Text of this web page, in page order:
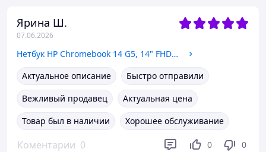
Ярина Ш.
07.06.2026
Нетбук HP Chromebook 14 G5, 14" FHD IPS, Intel Celeron N3450 2.2 GHz, LPDDR4 8ГБ, eMMC Flash 64ГБ, без АКБ ( работа от ЗУ)
Актуальное описание
Быстро отправили
Вежливый продавец
Актуальная цена
Товар был в наличии
Хорошее обслуживание
Коментарии 0 0 0